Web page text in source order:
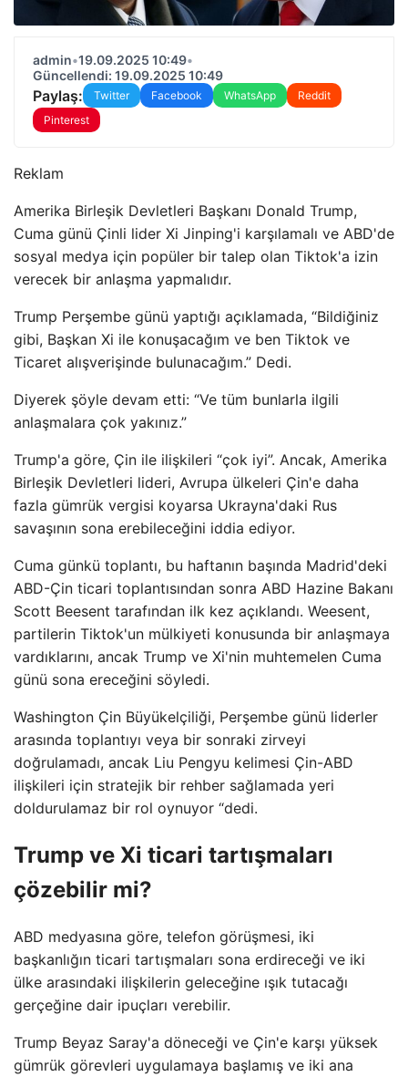
admin•19.09.2025 10:49•
Güncellendi: 19.09.2025 10:49
Paylaş: Twitter Facebook WhatsApp
Reddit
Pinterest
Reklam
Amerika Birleşik Devletleri Başkanı Donald Trump,
Cuma günü Çinli lider Xi Jinping'i karşılamalı ve ABD'de
sosyal medya için popüler bir talep olan Tiktok'a izin
verecek bir anlaşma yapmalıdır.
Trump Perşembe günü yaptığı açıklamada, “Bildiğiniz
gibi, Başkan Xi ile konuşacağım ve ben Tiktok ve
Ticaret alışverişinde bulunacağım.” Dedi.
Diyerek şöyle devam etti: “Ve tüm bunlarla ilgili
anlaşmalara çok yakınız.”
Trump'a göre, Çin ile ilişkileri “çok iyi”. Ancak, Amerika
Birleşik Devletleri lideri, Avrupa ülkeleri Çin'e daha
fazla gümrük vergisi koyarsa Ukrayna'daki Rus
savaşının sona erebileceğini iddia ediyor.
Cuma günkü toplantı, bu haftanın başında Madrid'deki
ABD-Çin ticari toplantısından sonra ABD Hazine Bakanı
Scott Beesent tarafından ilk kez açıklandı. Weesent,
partilerin Tiktok'un mülkiyeti konusunda bir anlaşmaya
vardıklarını, ancak Trump ve Xi'nin muhtemelen Cuma
günü sona ereceğini söyledi.
Washington Çin Büyükelçiliği, Perşembe günü liderler
arasında toplantıyı veya bir sonraki zirveyi
doğrulamadı, ancak Liu Pengyu kelimesi Çin-ABD
ilişkileri için stratejik bir rehber sağlamada yeri
doldurulamaz bir rol oynuyor “dedi.
Trump ve Xi ticari tartışmaları
çözebilir mi?
ABD medyasına göre, telefon görüşmesi, iki
başkanlığın ticari tartışmaları sona erdireceği ve iki
ülke arasındaki ilişkilerin geleceğine ışık tutacağı
gerçeğine dair ipuçları verebilir.
Trump Beyaz Saray'a döneceği ve Çin'e karşı yüksek
gümrük görevleri uygulamaya başlamış ve iki ana